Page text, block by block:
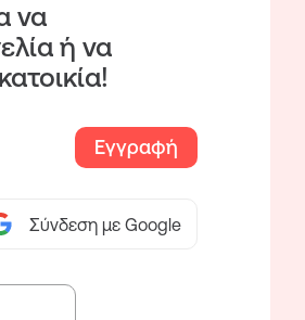
να
ή να
Εγγραφή
Σύνδεση με Google